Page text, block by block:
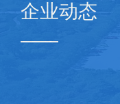
企业动态